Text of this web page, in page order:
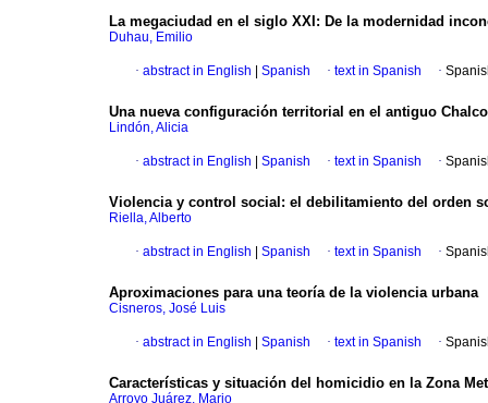
La megaciudad en el siglo XXI : De la modernidad
Duhau, Emilio
· abstract in English Spanish · text in Spanish ·
Una nueva configuración territorial en el antiguo Chalco
Lindón, Alicia
· abstract in English Spanish · text in Spanish ·
Violencia y control social : el debilitamiento del orden
Riella, Alberto
· abstract in English Spanish · text in Spanish ·
Aproximaciones para una teoría de la violencia urbana
Cisneros, José Luis
· abstract in English Spanish · text in Spanish ·
Características y situación del homicidio en la Zona
Arroyo Juárez, Mario